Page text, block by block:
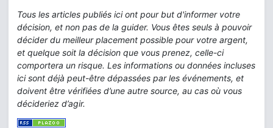
Tous les articles publiés ici ont pour but d'informer votre
décision, et non pas de la guider. Vous êtes seuls à pouvoir
décider du meilleur placement possible pour votre argent,
et quelque soit la décision que vous prenez, celle-ci
comportera un risque. Les informations ou données incluses
ici sont déjà peut-être dépassées par les événements, et
doivent être vérifiées d’une autre source, au cas où vous
décideriez d’agir.